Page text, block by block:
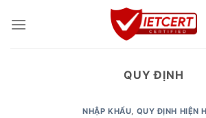
QUY ĐỊNH
NHẬP KHẨU, QUY ĐỊNH HIỆN